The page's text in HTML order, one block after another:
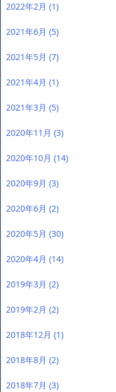
2022年2月 (1)
2021年6月 (5)
2021年5月 (7)
2021年4月 (1)
2021年3月 (5)
2020年11月 (3)
2020年10月 (14)
2020年9月 (3)
2020年6月 (2)
2020年5月 (30)
2020年4月 (14)
2019年3月 (2)
2019年2月 (2)
2018年12月 (1)
2018年8月 (2)
2018年7月 (3)